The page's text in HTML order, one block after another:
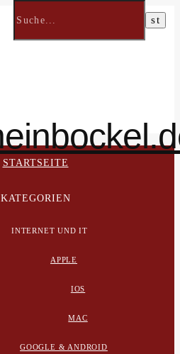
STARTSEITE
KATEGORIEN
INTERNET UND IT
APPLE
IOS
MAC
GOOGLE & ANDROID